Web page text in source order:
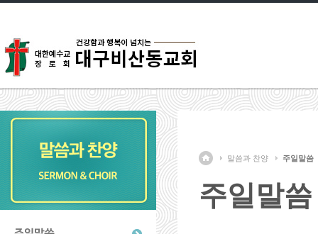
말씀과 찬양 주일말씀
주일말씀